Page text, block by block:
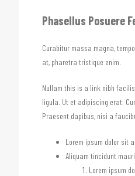
Phasellus Posuere
Curabitur massa magna,
at, pharetra tristique enim.
Nullam this is a link nibh
ligula. Ut et adipiscing erat.
Praesent dapibus, nisi a
Lorem ipsum dolor sit
Aliquam tincidunt
Lorem ipsum